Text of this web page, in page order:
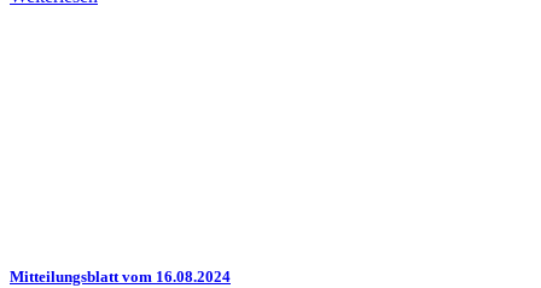
Mitteilungsblatt vom 16.08.2024